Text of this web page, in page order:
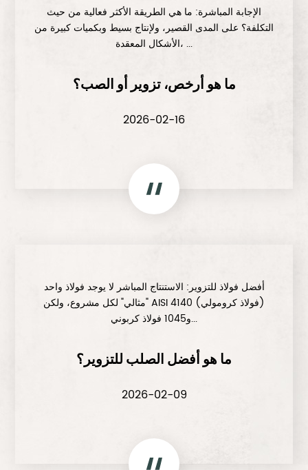
الإجابة المباشرة: ما هي الطريقة الأكثر فعالية من حيث
التكلفة؟ على المدى القصير، ولإنتاج بسيط وبكميات كبيرة من
الأشكال المعقدة، ...
ما هو أرخص، تزوير أو الصب؟
2026-02-16
أفضل فولاذ للتزوير: الاستنتاج المباشر لا يوجد فولاذ واحد
"مثالي" لكل مشروع، ولكن AISI 4140 (فولاذ كرومولي)
و1045 فولاذ كربوني...
ما هو أفضل الصلب للتزوير؟
2026-02-09